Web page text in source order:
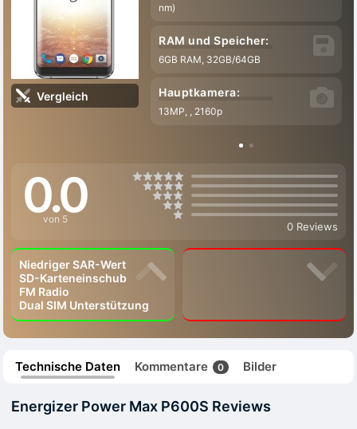
Vergleich
nm)
RAM und Speicher:
6GB RAM, 32GB/64GB
Hauptkamera:
13MP, , 2160p
0.0
von 5
0 Reviews
Niedriger SAR-Wert
SD-Karteneinschub
FM Radio
Dual SIM Unterstützung
Technische Daten Kommentare 0 Bilder
Energizer Power Max P600S Reviews